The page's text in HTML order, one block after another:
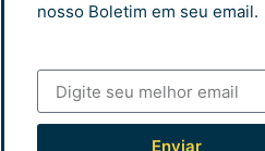
nosso Boletim em seu email.
Enviar